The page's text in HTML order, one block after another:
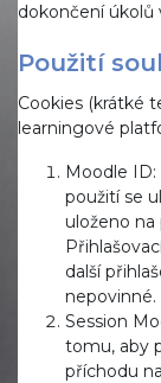
dokončení úkolů
Použití
Cookies (krátké
learningové
Moodle
použití se
uloženo
další
nepovinné.
Session
tomu, aby
příchodu